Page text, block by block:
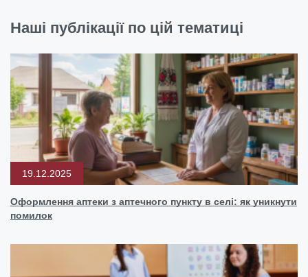
Наші публікації по цій тематиці
19.12.2025
Оформлення аптеки з аптечного пункту в селі: як уникнути
помилок